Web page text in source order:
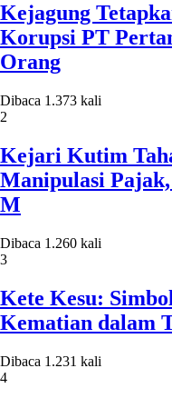
Kejagung
Korupsi PT
Orang
Dibaca 1.373 kali
2
Kejari Kutim
Manipulasi
M
Dibaca 1.260 kali
3
Kete Kesu:
Kematian dalam
Dibaca 1.231 kali
4